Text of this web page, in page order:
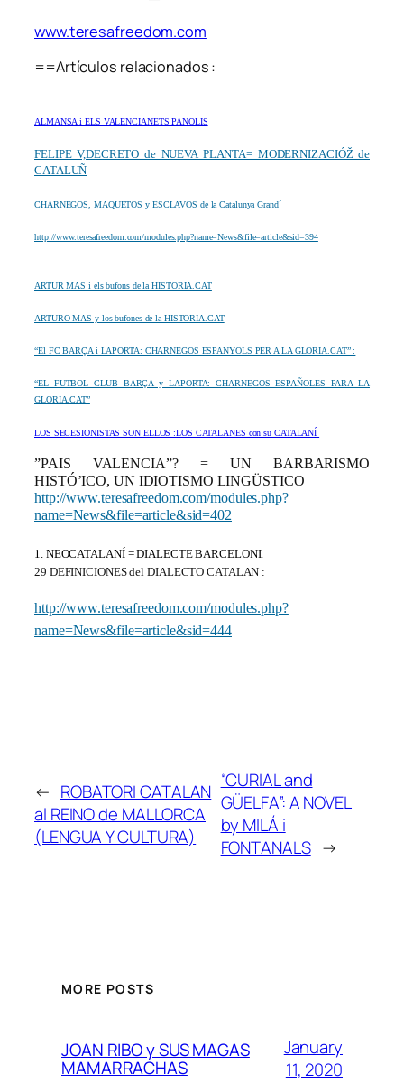
www.teresafreedom.com
==Artículos relacionados :
ALMANSA i ELS VALENCIANETS PANOLIS
FELIPE V,DECRETO de NUEVA PLANTA= MODERNIZACIÓŽ de
CATALUÑ
CHARNEGOS, MAQUETOS y ESCLAVOS de la Catalunya Grand´
http://www.teresafreedom.com/modules.php?name=News&file=article&sid=394
ARTUR MAS i els bufons de la HISTORIA.CAT
ARTURO MAS y los bufones de la HISTORIA.CAT
“El FC BARÇA i LAPORTA: CHARNEGOS ESPANYOLS PER A LA GLORIA.CAT” :
“EL FUTBOL CLUB BARÇA y LAPORTA: CHARNEGOS ESPAÑOLES PARA LA
GLORIA.CAT”
LOS SECESIONISTAS SON ELLOS :LOS CATALANES con su CATALANÍ
”PAIS VALENCIA”? = UN BARBARISMO
HISTÓ’ICO, UN IDIOTISMO LINGÜSTICO
http://www.teresafreedom.com/modules.php?
name=News&file=article&sid=402
1. NEOCATALANÍ = DIALECTE BARCELONI.
29 DEFINICIONES del DIALECTO CATALAN :
http://www.teresafreedom.com/modules.php?
name=News&file=article&sid=444
← ROBATORI CATALAN
al REINO de MALLORCA
(LENGUA Y CULTURA)
“CURIAL and
GÜELFA”: A NOVEL
by MILÁ i
FONTANALS →
MORE POSTS
JOAN RIBO y SUS MAGAS
MAMARRACHAS
January
11, 2020